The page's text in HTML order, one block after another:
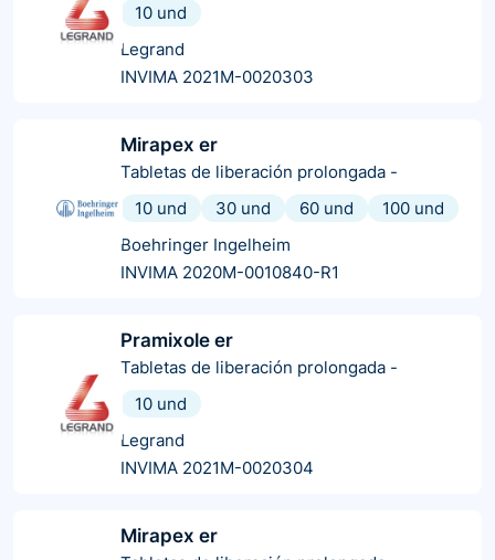
10 und
Legrand
INVIMA 2021M-0020303
Mirapex er
Tabletas de liberación prolongada -
10 und
30 und 60 und
100 und
Boehringer Ingelheim
INVIMA 2020M-0010840-R1
Pramixole er
Tabletas de liberación prolongada -
10 und
Legrand
INVIMA 2021M-0020304
Mirapex er